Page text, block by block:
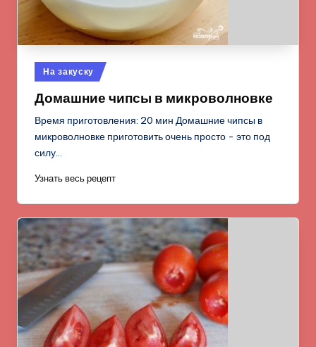
Опубликовано
в
На закуску
Домашние чипсы в микроволновке
Время приготовления: 20 мин Домашние чипсы в
микроволновке приготовить очень просто - это под
силу…
Узнать весь рецепт